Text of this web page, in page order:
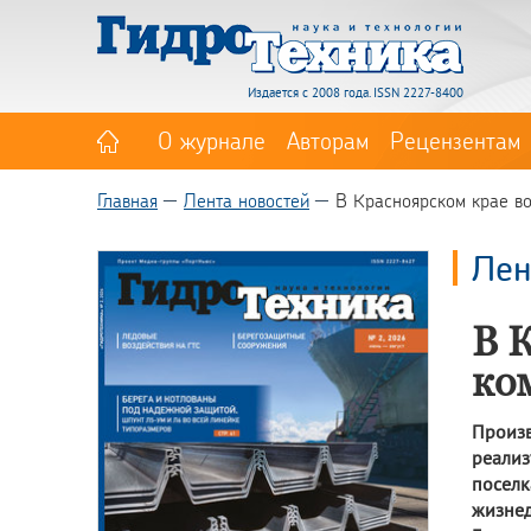
Издается с 2008 года. ISSN 2227-8400
О журнале Авторам Рецензентам
Главная Лента новостей В Красноярском крае
В